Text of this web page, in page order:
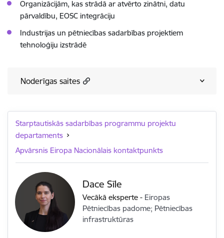
Organizācijām, kas strādā ar atvērto zinātni, datu
pārvaldību, EOSC integrāciju
Industrijas un pētniecības sadarbības projektiem
tehnoloģiju izstrādē
Noderīgas saites
Starptautiskās sadarbības programmu projektu
departaments
Apvārsnis Eiropa Nacionālais kontaktpunkts
Dace Sīle
Vecākā eksperte - Eiropas
Pētniecības padome; Pētniecības
infrastruktūras